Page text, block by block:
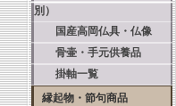
別）
国産高岡仏具・仏像
骨壷・手元供養品
掛軸一覧
縁起物・節句商品